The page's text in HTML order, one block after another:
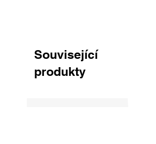
Související
produkty